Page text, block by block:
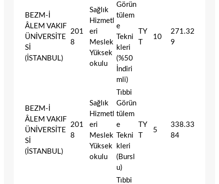
BEZM-İ
ÂLEM VAKIF
ÜNİVERSİTE
Sİ
(İSTANBUL)
201
8
Sağlık
Hizmetl
eri
Meslek
Yüksek
okulu
Görün
tülem
e
Tekni
kleri
(%50
İndiri
mli)
TY
T
10
271.32
9
BEZM-İ
ÂLEM VAKIF
ÜNİVERSİTE
Sİ
(İSTANBUL)
201
8
Sağlık
Hizmetl
eri
Meslek
Yüksek
okulu
Tıbbi
Görün
tülem
e
Tekni
kleri
(Bursl
u)
TY
T
5
338.33
84
Tıbbi